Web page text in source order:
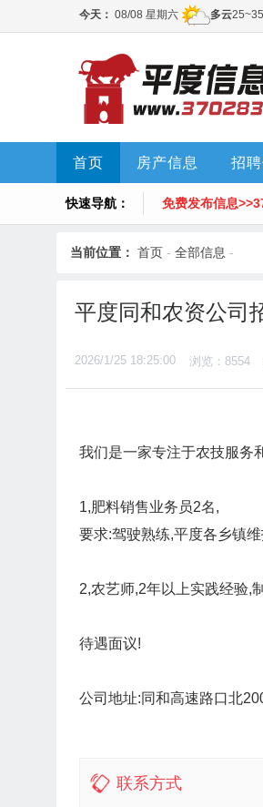
首页 房产信息 招
快速导航： 免费发布信息
当前位置： 首页 - 全部信息 -
平度同和农资公司
2026/1/25 18:25:00 浏览：8554
我们是一家专注于农技服务
1,肥料销售业务员2名,
要求:驾驶熟练,平度各乡镇
2,农艺师,2年以上实践经验,
待遇面议!
公司地址:同和高速路口北
联系方式